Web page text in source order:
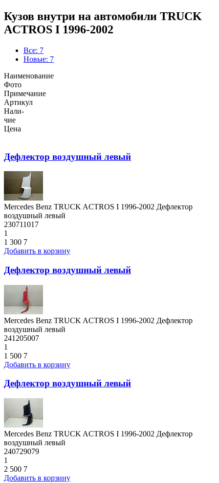
Кузов внутри на автомобили TRUCK
ACTROS I 1996-2002
Все: 7
Новые: 7
Наименование
Фото
Примечание
Артикул
Нали-
чие
Цена
Дефлектор воздушный левый
Mercedes Benz TRUCK ACTROS I 1996-2002 Дефлектор
воздушный левый
230711017
1
1 300 7
Добавить в корзину
Дефлектор воздушный левый
Mercedes Benz TRUCK ACTROS I 1996-2002 Дефлектор
воздушный левый
241205007
1
1 500 7
Добавить в корзину
Дефлектор воздушный левый
Mercedes Benz TRUCK ACTROS I 1996-2002 Дефлектор
воздушный левый
240729079
1
2 500 7
Добавить в корзину